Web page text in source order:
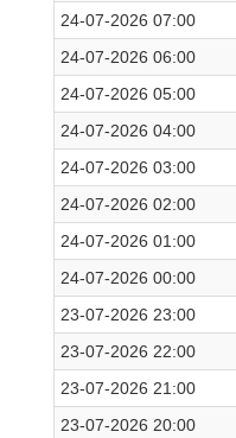
24-07-2026 07:00
24-07-2026 06:00
24-07-2026 05:00
24-07-2026 04:00
24-07-2026 03:00
24-07-2026 02:00
24-07-2026 01:00
24-07-2026 00:00
23-07-2026 23:00
23-07-2026 22:00
23-07-2026 21:00
23-07-2026 20:00